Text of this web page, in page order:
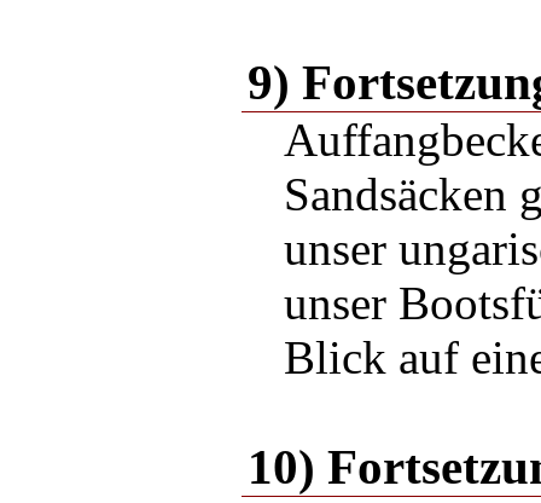
9)
Sandsäcken
unser
unser
Blick auf
10)